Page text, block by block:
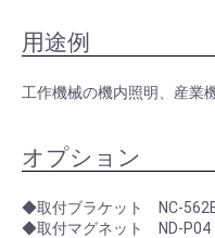
用途例
工作機械の機内照明、産業
オプション
◆取付ブラケット NC-
◆取付マグネット ND-P04